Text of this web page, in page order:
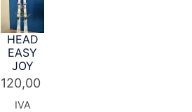
HEAD
EASY
JOY
120,00
IVA